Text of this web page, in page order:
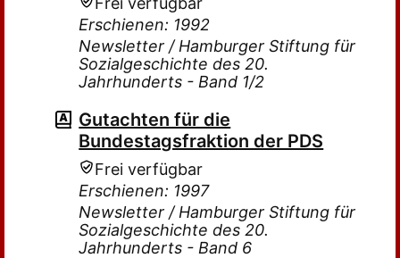
Erschienen: 1992
Newsletter / Hamburger Stiftung für
Sozialgeschichte des 20.
Jahrhunderts - Band 1/2
Gutachten für die
Bundestagsfraktion der PDS
Frei verfügbar
Erschienen: 1997
Newsletter / Hamburger Stiftung für
Sozialgeschichte des 20.
Jahrhunderts - Band 6